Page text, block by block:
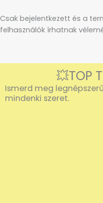
Csak bejelentkezett és a
felhasználók írhatnak
💥TOP
Ismerd meg
mindenki szeret.